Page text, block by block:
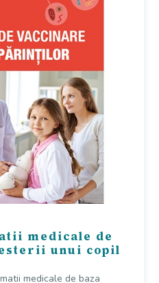
medicale de
unui copil
medicale de baza